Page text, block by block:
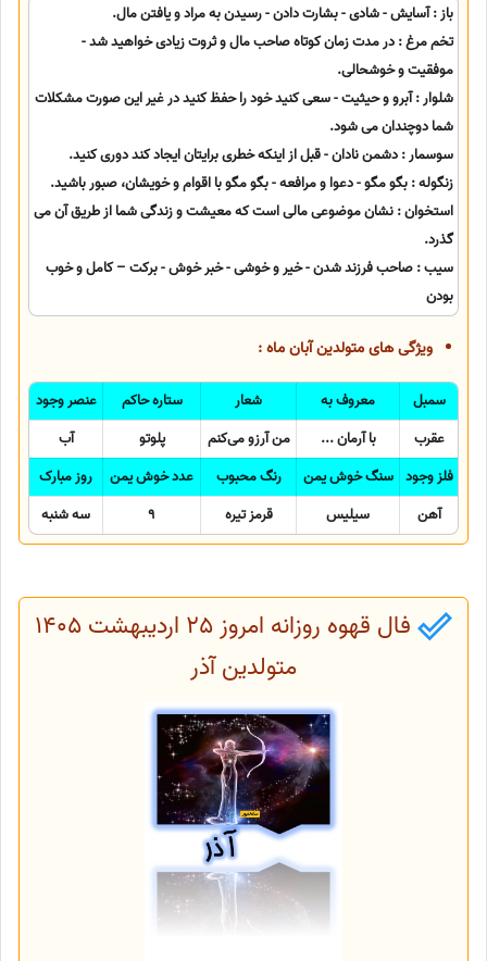
باز : آسایش - شادی - بشارت دادن - رسیدن به مراد و یافتن مال.
تخم مرغ : در مدت زمان کوتاه صاحب مال و ثروت زیادی خواهید شد -
موفقیت و خوشحالی.
شلوار : آبرو و حیثیت - سعی کنید خود را حفظ کنید در غیر این صورت مشکلات
شما دوچندان می شود.
سوسمار : دشمن نادان - قبل از اینکه خطری برایتان ایجاد کند دوری کنید.
زنگوله : بگو مگو - دعوا و مرافعه - بگو مگو با اقوام و خویشان، صبور باشید.
استخوان : نشان موضوعی مالی است که معیشت و زندگی شما از طریق آن می
گذرد.
سیب : صاحب فرزند شدن - خیر و خوشی - خبر خوش - برکت – کامل و خوب
بودن
ویژگی های متولدین آبان ماه :
سمبل معروف به شعار ستاره حاکم
عنصر وجود
عقرب
با آرمان ... من آرزو می‌کنم پلوتو
آب
فلز وجود سنگ خوش یمن رنگ محبوب عدد خوش یمن
روز مبارک
آهن
سیلیس قرمز تیره 9 سه شنبه
فال قهوه روزانه امروز 25 اردیبهشت 1405
متولدین آذر